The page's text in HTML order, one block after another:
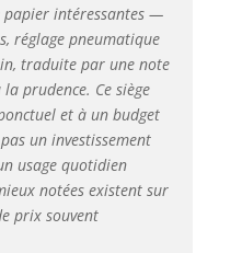
se déplace
sur des
comme les
sont
garantir une
donc
travail
Moderne :
élégante,
papier intéressantes —
réglage pneumatique
traduite par une note
prudence. Ce siège
et à un budget
un investissement
usage quotidien
notées existent sur
prix souvent